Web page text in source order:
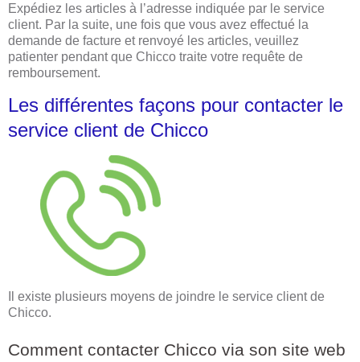
Expédiez les articles à l’adresse indiquée par le service
client. Par la suite, une fois que vous avez effectué la
demande de facture et renvoyé les articles, veuillez
patienter pendant que Chicco traite votre requête de
remboursement.
Les différentes façons pour contacter le
service client de Chicco
Il existe plusieurs moyens de joindre le service client de
Chicco.
Comment contacter Chicco via son site web